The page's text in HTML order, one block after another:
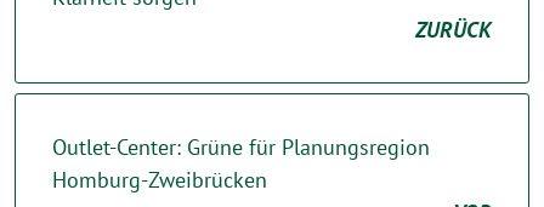
ZURÜCK
Outlet-Center: Grüne für Planungsregion
Homburg-Zweibrücken